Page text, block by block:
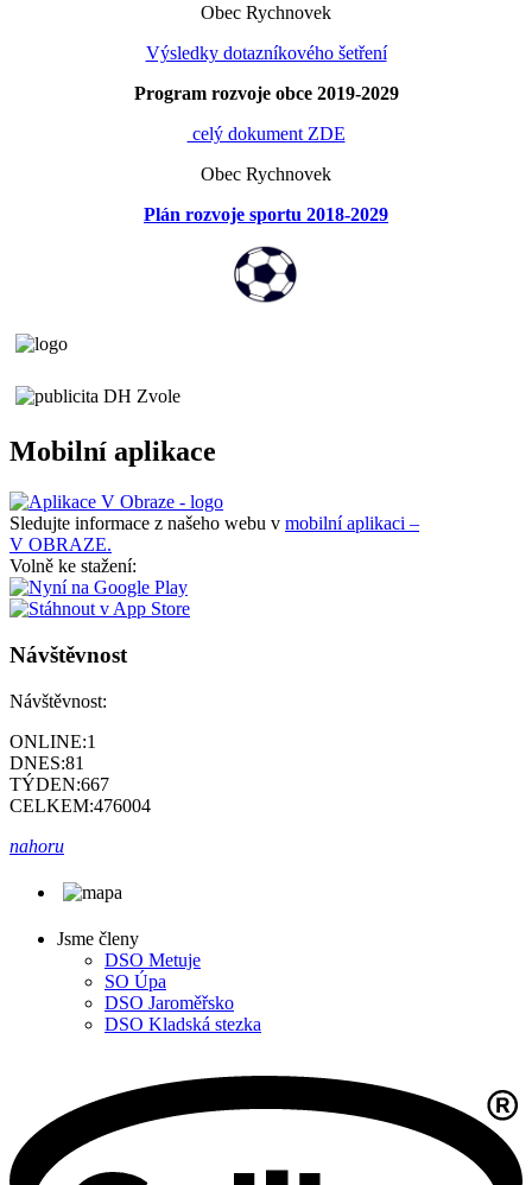
Obec Rychnovek
Výsledky dotazníkového šetření
Program rozvoje obce 2019-2029
celý dokument ZDE
Obec Rychnovek
Plán rozvoje sportu 2018-2029
Mobilní aplikace
Sledujte informace z našeho webu v mobilní aplikaci –
V OBRAZE.
Volně ke stažení:
Návštěvnost
Návštěvnost:
ONLINE:1
DNES:81
TÝDEN:667
CELKEM:476004
nahoru
Jsme členy
DSO Metuje
SO Úpa
DSO Jaroměřsko
DSO Kladská stezka